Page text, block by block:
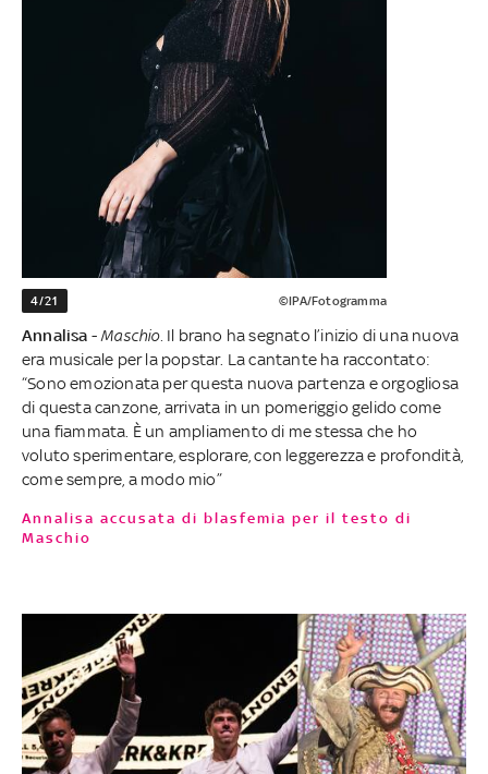
4/21 ©IPA/Fotogramma
Annalisa - Maschio. Il brano ha segnato l’inizio di una nuova
era musicale per la popstar. La cantante ha raccontato:
“Sono emozionata per questa nuova partenza e orgogliosa
di questa canzone, arrivata in un pomeriggio gelido come
una fiammata. È un ampliamento di me stessa che ho
voluto sperimentare, esplorare, con leggerezza e profondità,
come sempre, a modo mio”
Annalisa accusata di blasfemia per il testo di
Maschio